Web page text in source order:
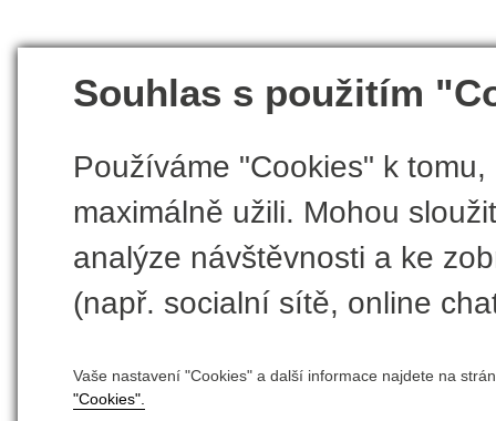
Souhlas s použitím
Používáme "Cookies" k
maximálně užili. Mohou
analýze návštěvnosti a ke
(např. socialní sítě, online
Vaše nastavení "Cookies" a další informace najdete na
"Cookies".